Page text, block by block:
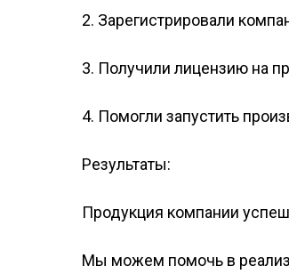
2. Зарегистрировали
3. Получили лицензию на
4. Помогли запустить
Результаты:
Продукция компании
Мы можем помочь в